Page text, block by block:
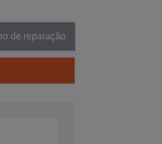
de reparação